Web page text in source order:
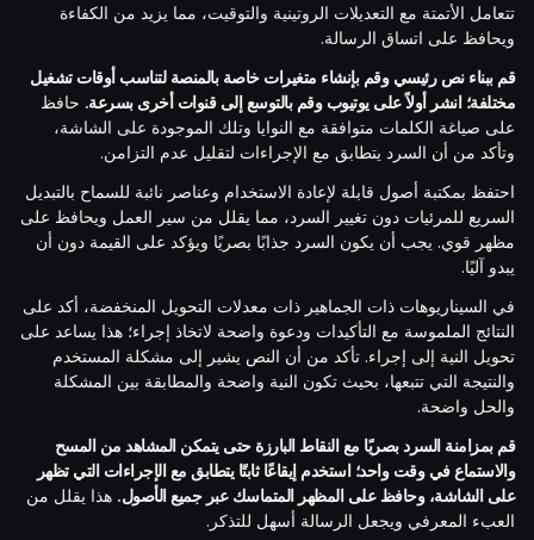
تتعامل الأتمتة مع التعديلات الروتينية والتوقيت، مما يزيد من الكفاءة
ويحافظ على اتساق الرسالة.
قم ببناء نص رئيسي وقم بإنشاء متغيرات خاصة بالمنصة لتناسب أوقات تشغيل
مختلفة؛ انشر أولاً على يوتيوب وقم بالتوسع إلى قنوات أخرى بسرعة. حافظ
على صياغة الكلمات متوافقة مع النوايا وتلك الموجودة على الشاشة،
وتأكد من أن السرد يتطابق مع الإجراءات لتقليل عدم التزامن.
احتفظ بمكتبة أصول قابلة لإعادة الاستخدام وعناصر نائبة للسماح بالتبديل
السريع للمرئيات دون تغيير السرد، مما يقلل من سير العمل ويحافظ على
مظهر قوي. يجب أن يكون السرد جذابًا بصريًا ويؤكد على القيمة دون أن
يبدو آليًا.
في السيناريوهات ذات الجماهير ذات معدلات التحويل المنخفضة، أكد على
النتائج الملموسة مع التأكيدات ودعوة واضحة لاتخاذ إجراء؛ هذا يساعد على
تحويل النية إلى إجراء. تأكد من أن النص يشير إلى مشكلة المستخدم
والنتيجة التي تتبعها، بحيث تكون النية واضحة والمطابقة بين المشكلة
والحل واضحة.
قم بمزامنة السرد بصريًا مع النقاط البارزة حتى يتمكن المشاهد من المسح
والاستماع في وقت واحد؛ استخدم إيقاعًا ثابتًا يتطابق مع الإجراءات التي تظهر
على الشاشة، وحافظ على المظهر المتماسك عبر جميع الأصول. هذا يقلل من
العبء المعرفي ويجعل الرسالة أسهل للتذكر.